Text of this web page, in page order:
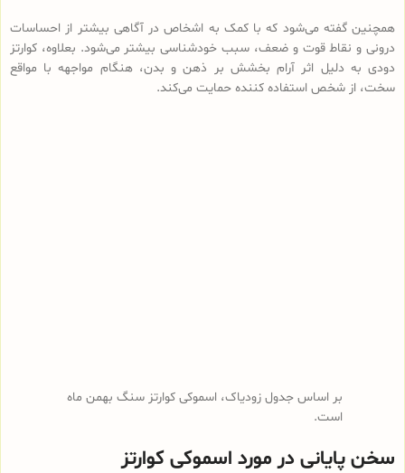
همچنین گفته می‌شود که با کمک به اشخاص در آگاهی بیشتر از احساسات
درونی و نقاط قوت و ضعف‌، سبب خودشناسی بیشتر می‌شود. بعلاوه، کوارتز
دودی به دلیل اثر آرام بخشش بر ذهن و بدن، هنگام مواجهه با مواقع
سخت، از شخص استفاده کننده حمایت می‌کند.
بر اساس جدول زودیاک، اسموکی کوارتز سنگ بهمن ماه
است.
سخن پایانی در مورد اسموکی کوارتز